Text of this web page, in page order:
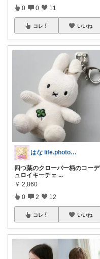
0 0 11
コレ いいね
はな life.photo❁感謝です😌
四つ葉のクローバー柄のコーデ
ュロイキーチェ ...
￥ 2,860
0 2 12
コレ いいね